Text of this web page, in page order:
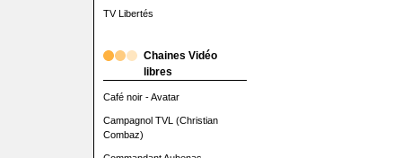
TV Libertés
Chaines Vidéo
libres
Café noir - Avatar
Campagnol TVL (Christian
Combaz)